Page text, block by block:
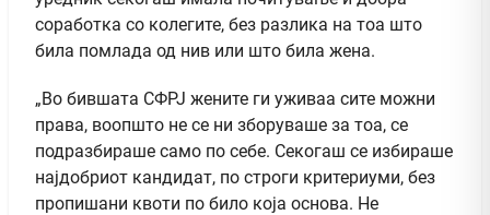
соработка со колегите, без разлика на тоа што
била помлада од нив или што била жена.
„Во бившата СФРЈ жените ги уживаа сите можни
права, воопшто не се ни зборуваше за тоа, се
подразбираше само по себе. Секогаш се избираше
најдобриот кандидат, по строги критериуми, без
пропишани квоти по било која основа. Не